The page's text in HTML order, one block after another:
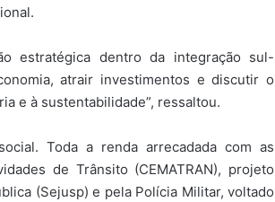
estratégica dentro da integração sul-
atrair investimentos e discutir o
e à sustentabilidade”, ressaltou.
Toda a renda arrecadada com as
de Trânsito (CEMATRAN), projeto
(Sejusp) e pela Polícia Militar, voltado